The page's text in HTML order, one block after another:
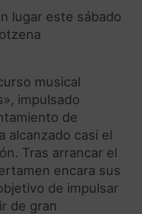
lugar este sábado
musical
impulsado
de
alcanzado casi el
Tras arrancar el
encara sus
de impulsar
de gran